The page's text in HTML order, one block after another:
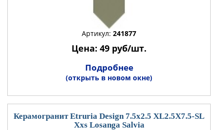
Артикул: 241877
Цена: 49 руб/шт.
Подробнее
(открыть в новом окне)
Керамогранит Etruria Design 7.5x2.5 XL2.5X7.5-SL
Xxs Losanga Salvia